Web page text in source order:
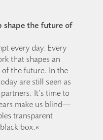
shape the future of
every day. Every
that shapes an
the future. In the
are still seen as
It’s time to
make us blind—
transparent
box.«